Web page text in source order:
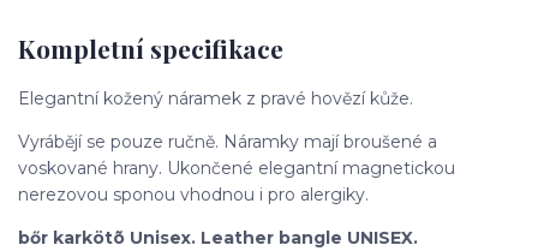
Kompletní specifikace
Elegantní kožený náramek z pravé hovězí kůže.
Vyrábějí se pouze ručně. Náramky mají broušené a
voskované hrany. Ukončené elegantní magnetickou
nerezovou sponou vhodnou i pro alergiky.
bőr karkötõ Unisex. Leather bangle UNISEX.